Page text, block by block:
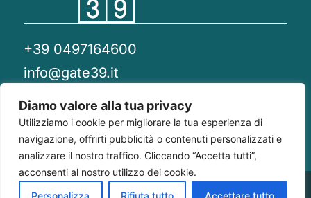
Diamo valore alla tua privacy
Utilizziamo i cookie per migliorare la tua esperienza di
navigazione, offrirti pubblicità o contenuti personalizzati e
analizzare il nostro traffico. Cliccando “Accetta tutti”,
acconsenti al nostro utilizzo dei cookie.
Personalizza
Rifiuta tutto Accettare tutto
+39 0497164600
info@gate39.it
gate39@pec.it
Privacy Policy Whistleblowing Compliance 231
Gate 39 Largo Francesco Richini, 2/A 20122 P.Iva/CF